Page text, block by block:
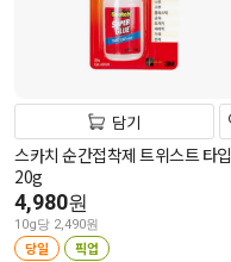
담기
스카치 순간접착제 트위스트 타입
20g
4,980원
10g당 2,490원
당일 픽업